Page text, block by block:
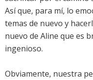
Así que, para mí, lo
temas de nuevo y
nuevo de Aline que es
ingenioso.
Obviamente, nuestra